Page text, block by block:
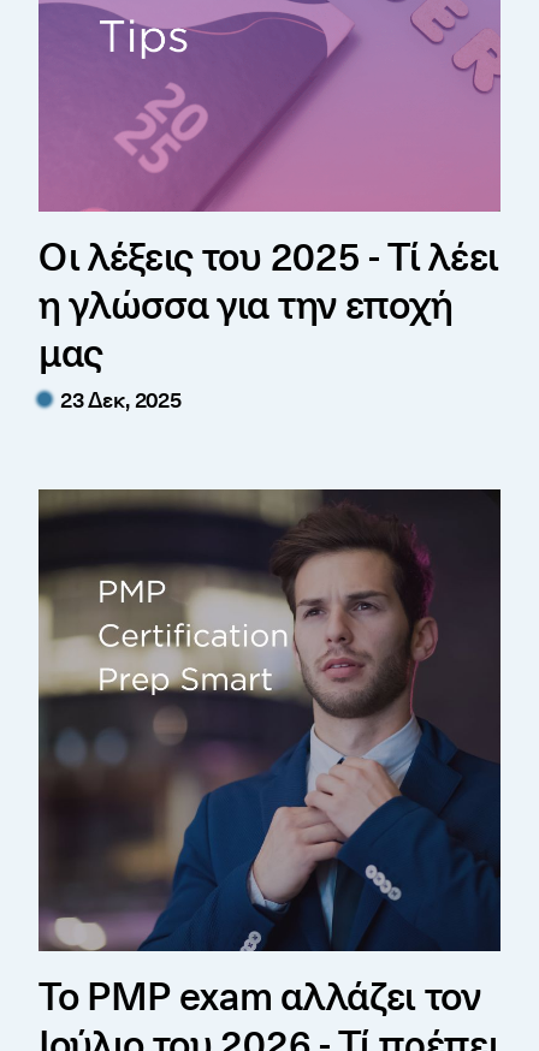
Οι λέξεις του 2025 - Τί λέει
η γλώσσα για την εποχή
μας
23 Δεκ, 2025
Το PMP exam αλλάζει τον